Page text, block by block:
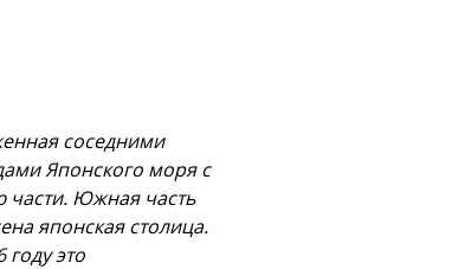
соседними
Японского моря с
части. Южная часть
японская столица.
это